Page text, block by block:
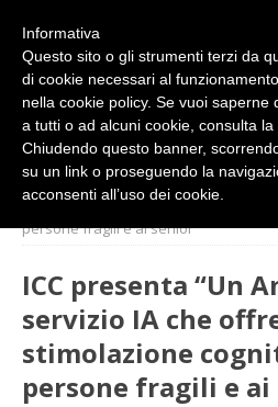
DIRITTI E SOCIETÀ
Te”, il servizio IA che offre compagnia
persone fragili e ai senior
ICC presenta “Un
servizio IA che
stimolazione
persone fragili e
Informativa
Questo sito o gli strumenti terzi da
di cookie necessari al
nella cookie policy. Se vuoi saperne
a tutti o ad alcuni cookie, consulta la
Chiudendo questo banner,
su un link o proseguendo la
acconsenti all’uso dei cookie.